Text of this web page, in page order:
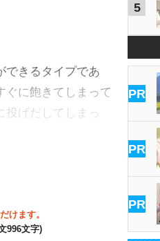
できるタイプであ
ぐに飽きてしまって
投げだしてしまっ
けます。
996文字)
5
PR
PR
PR